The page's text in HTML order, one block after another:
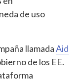
de uso
llamadaAid
de los EE.